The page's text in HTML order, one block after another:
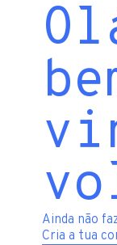
Ainda não
Cria a tua